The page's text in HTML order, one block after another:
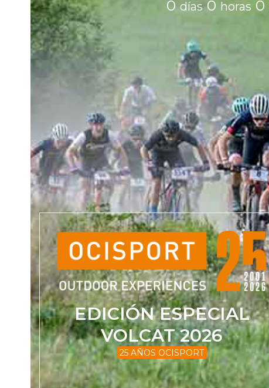
0 días 0 horas 0
EDICIÓN ESPECIAL
VOLCAT 2026
25 AÑOS OCISPORT